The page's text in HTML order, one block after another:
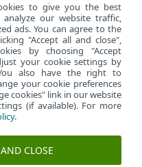
de travail
to give you the best
our website traffic,
ads. You can agree to the
"Accept all and close",
by choosing "Accept
your cookie settings by
also have the right to
your cookie preferences
cookies" link in our website
(if available). For more
.
CLOSE